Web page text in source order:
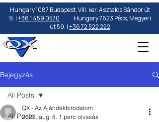
Hungary 1087 Budapest, VIII. ker. Asztalos Sándor út
9. |+36 1 459 0570 Hungary 7623 Pécs, Megyeri
út 59. |+36 72 522 222
Bejegyzés
All Posts
All Posts
QX - Az Ajándékbirodalom
2023. aug. 8. 1 perc olvasás